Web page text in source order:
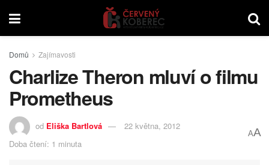
Domů Zajímavosti
Charlize Theron mluví o filmu
Prometheus
od Eliška Bartlová
22 května, 2012
Doba čtení: 1 minuta
AA